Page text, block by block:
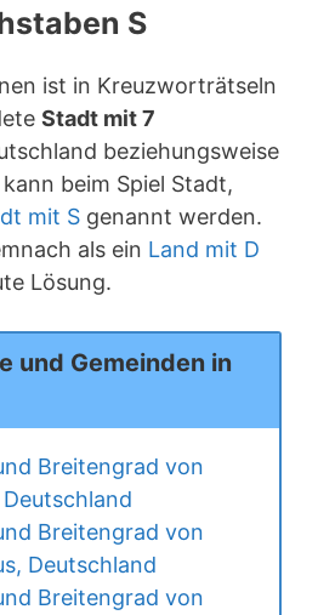
S
ist in Kreuzworträtseln
Stadt mit 7
beziehungsweise
beim Spiel Stadt,
mit S genannt werden.
als ein Land mit D
Lösung.
und Gemeinden in
Breitengrad von
Breitengrad von
Deutschland
Breitengrad von